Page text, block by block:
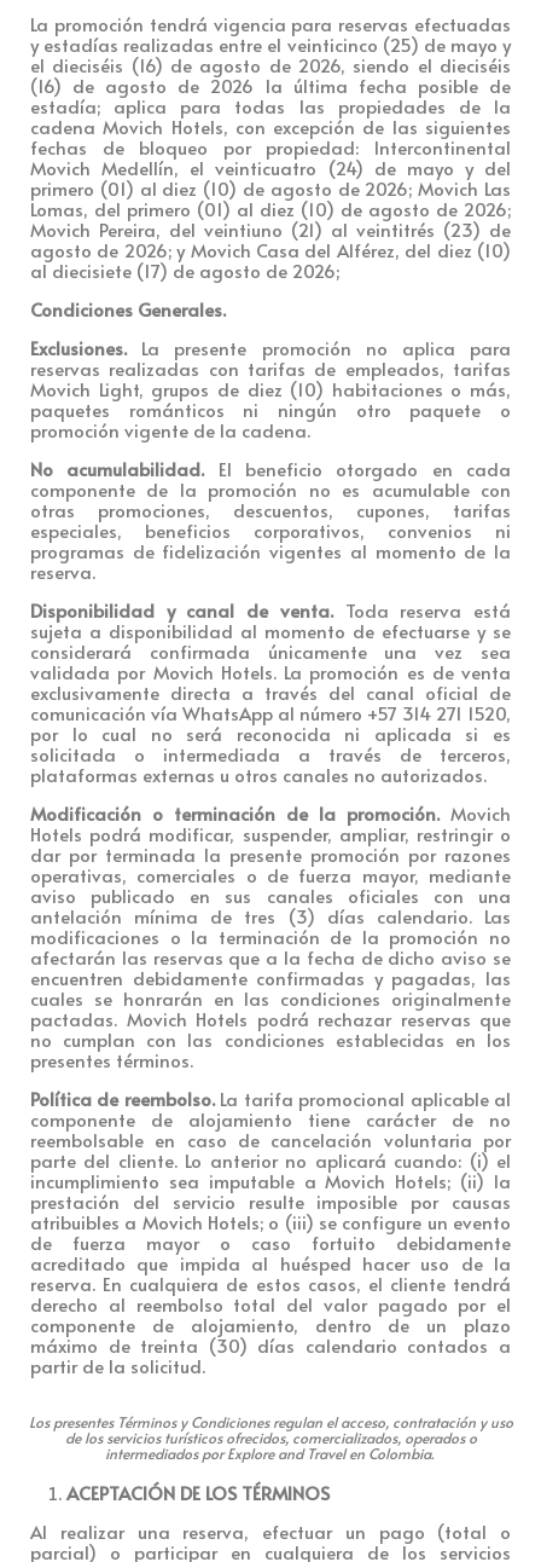
La promoción tendrá vigencia para reservas efectuadas
y estadías realizadas entre el veinticinco (25) de mayo y
el dieciséis (16) de agosto de 2026, siendo el dieciséis
(16) de agosto de 2026 la última fecha posible de
estadía; aplica para todas las propiedades de la
cadena Movich Hotels, con excepción de las siguientes
fechas de bloqueo por propiedad: Intercontinental
Movich Medellín, el veinticuatro (24) de mayo y del
primero (01) al diez (10) de agosto de 2026; Movich Las
Lomas, del primero (01) al diez (10) de agosto de 2026;
Movich Pereira, del veintiuno (21) al veintitrés (23) de
agosto de 2026; y Movich Casa del Alférez, del diez (10)
al diecisiete (17) de agosto de 2026;
Condiciones Generales.
Exclusiones.La presente promoción no aplica para
reservas realizadas con tarifas de empleados, tarifas
Movich Light, grupos de diez (10) habitaciones o más,
paquetes románticos ni ningún otro paquete o
promoción vigente de la cadena.
No acumulabilidad.El beneficio otorgado en cada
componente de la promoción no es acumulable con
otras promociones, descuentos, cupones, tarifas
especiales, beneficios corporativos, convenios ni
programas de fidelización vigentes al momento de la
reserva.
Disponibilidad y canal de venta.Toda reserva está
sujeta a disponibilidad al momento de efectuarse y se
considerará confirmada únicamente una vez sea
validada por Movich Hotels. La promoción es de venta
exclusivamente directa a través del canal oficial de
comunicación vía WhatsApp al número +57 314 271 1520,
por lo cual no será reconocida ni aplicada si es
solicitada o intermediada a través de terceros,
plataformas externas u otros canales no autorizados.
Modificación o terminación de la promoción.Movich
Hotels podrá modificar, suspender, ampliar, restringir o
dar por terminada la presente promoción por razones
operativas, comerciales o de fuerza mayor, mediante
aviso publicado en sus canales oficiales con una
antelación mínima de tres (3) días calendario. Las
modificaciones o la terminación de la promoción no
afectarán las reservas que a la fecha de dicho aviso se
encuentren debidamente confirmadas y pagadas, las
cuales se honrarán en las condiciones originalmente
pactadas. Movich Hotels podrá rechazar reservas que
no cumplan con las condiciones establecidas en los
presentes términos.
Política de reembolso.La tarifa promocional aplicable al
componente de alojamiento tiene carácter de no
reembolsable en caso de cancelación voluntaria por
parte del cliente. Lo anterior no aplicará cuando: (i) el
incumplimiento sea imputable a Movich Hotels; (ii) la
prestación del servicio resulte imposible por causas
atribuibles a Movich Hotels; o (iii) se configure un evento
de fuerza mayor o caso fortuito debidamente
acreditado que impida al huésped hacer uso de la
reserva. En cualquiera de estos casos, el cliente tendrá
derecho al reembolso total del valor pagado por el
componente de alojamiento, dentro de un plazo
máximo de treinta (30) días calendario contados a
partir de la solicitud.
Los presentes Términos y Condiciones regulan el acceso, contratación y uso
de los servicios turísticos ofrecidos, comercializados, operados o
intermediados por Explore and Travel en Colombia.
ACEPTACIÓN DE LOS TÉRMINOS
Al realizar una reserva, efectuar un pago (total o
parcial) o participar en cualquiera de los servicios